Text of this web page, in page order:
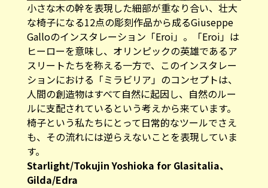
小さな木の幹を表現した細部が重なり合い、壮大
な椅子になる12点の彫刻作品から成るGiuseppe
Galloのインスタレーション「Eroi」。「Eroi」は
ヒーローを意味し、オリンピックの英雄であるア
スリートたちを称える一方で、このインスタレー
ションにおける「ミラビリア」のコンセプトは、
人間の創造物はすべて自然に起因し、自然のルー
ルに支配されているという考えから来ています。
椅子という私たちにとって日常的なツールでさえ
も、その流れには逆らえないことを表現していま
す。
Starlight/Tokujin Yoshioka for Glasitalia、
Gilda/Edra